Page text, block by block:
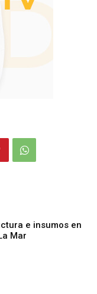
e insumos en
Mar